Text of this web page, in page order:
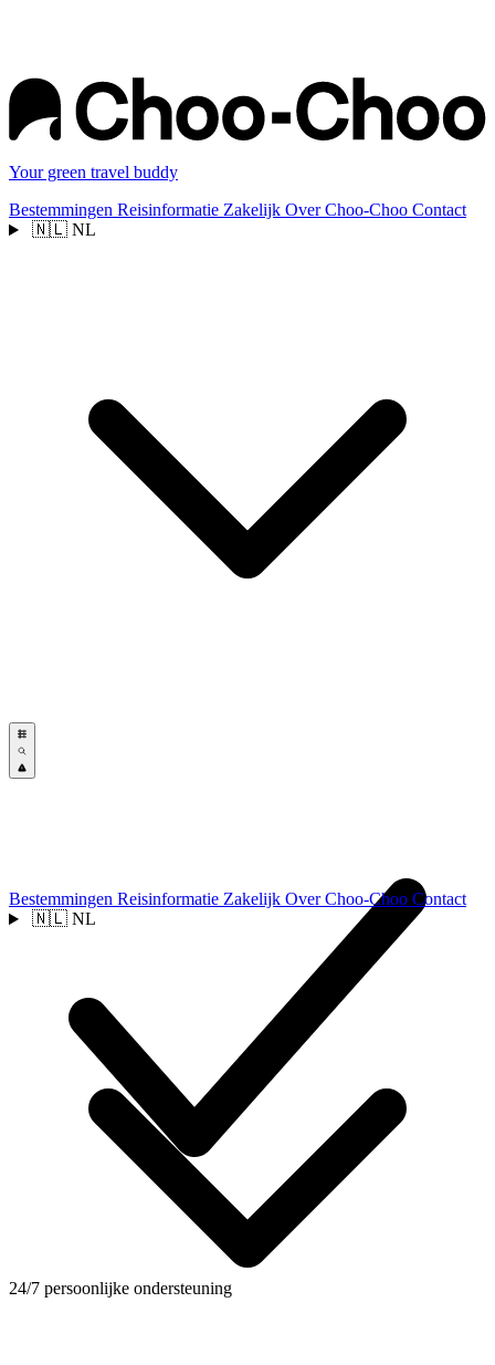
Your green travel buddy
Bestemmingen Reisinformatie Zakelijk Over Choo-Choo Contact
🇳🇱 NL
24/7 persoonlijke ondersteuning
Bestemmingen Reisinformatie Zakelijk Over Choo-Choo Contact
🇳🇱 NL